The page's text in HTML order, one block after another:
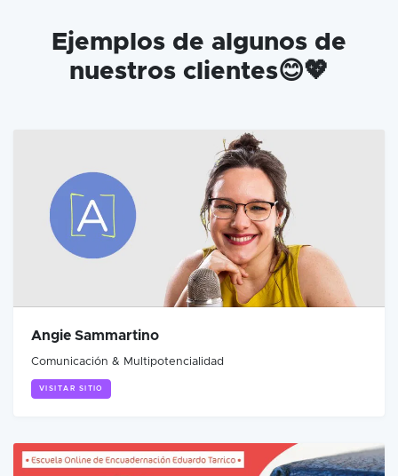
Ejemplos de algunos de
nuestros clientes😊💖
Angie Sammartino
Comunicación & Multipotencialidad
VISITAR SITIO